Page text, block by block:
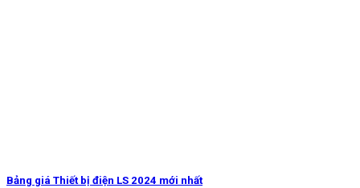
Bảng giá Thiết bị điện LS 2024 mới nhất